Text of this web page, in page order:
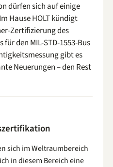
dürfen sich auf einige
Hause HOLT kündigt
Zertifizierung des
den MIL-STD-1553-Bus
gibt es
Neuerungen – den Rest
sich im Weltraumbereich
in diesem Bereich eine